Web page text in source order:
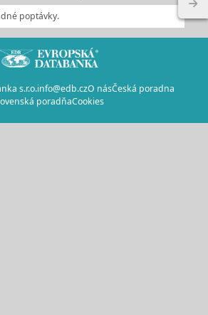
poptávky.
s.r.o.info@edb.czO násČeská poradna
poradňaCookies